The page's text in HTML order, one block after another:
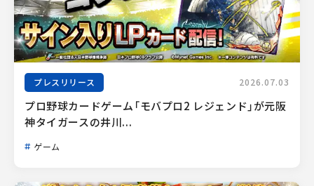
プレスリリース 2026.07.03
プロ野球カードゲーム「モバプロ2 レジェンド」が元阪
神タイガースの井川...
ゲーム